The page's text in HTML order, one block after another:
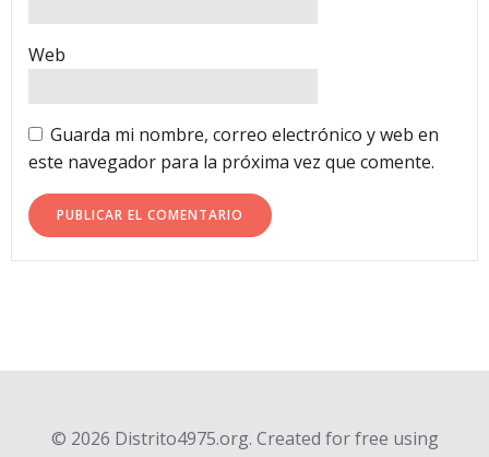
Web
Guarda mi nombre, correo electrónico y web en
este navegador para la próxima vez que comente.
© 2026 Distrito4975.org. Created for free using